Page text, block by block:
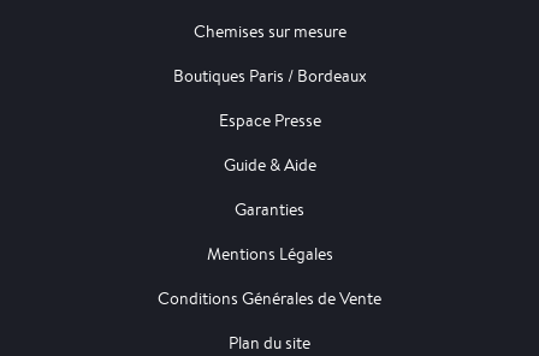
Chemises sur mesure
Boutiques Paris / Bordeaux
Espace Presse
Guide & Aide
Garanties
Mentions Légales
Conditions Générales de Vente
Plan du site